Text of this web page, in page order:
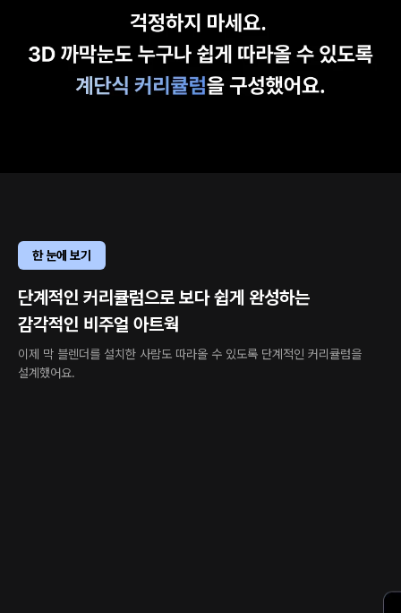
한 눈에 보기
단계적인 커리큘럼으로 보다 쉽게 완성하는
감각적인 비주얼 아트웍
이제 막 블렌더를 설치한 사람도 따라올 수 있도록 단계적인 커리큘럼을
설계했어요.